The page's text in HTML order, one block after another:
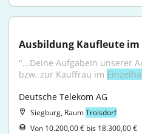
Ausbildung Kaufleute im
"...Deine AufgabeIn unserer
bzw. zur Kauffrau im
Deutsche Telekom AG
Siegburg, RaumTroisdorf
Von 10.200,00 € bis 18.300,00 €